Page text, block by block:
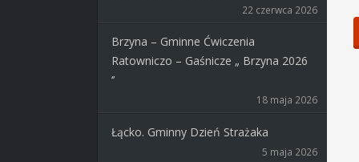
22 czerwca 2026
Brzyna – Gminne Ćwiczenia
Ratowniczo – Gaśnicze „ Brzyna 2026
‘’
18 maja 2026
Łącko. Gminny Dzień Strażaka
5 maja 2026